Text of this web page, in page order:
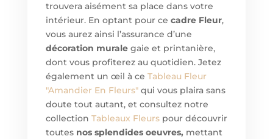
trouvera aisément sa place dans votre
intérieur. En optant pour ce cadre Fleur,
vous aurez ainsi l’assurance d’une
décoration muralegaie et printanière,
dont vous profiterez au quotidien. Jetez
également un œil à ce Tableau Fleur
"Amandier En Fleurs"qui vous plaira sans
doute tout autant, et consultez notre
collection Tableaux Fleurspour découvrir
toutes nos splendides oeuvres, mettant